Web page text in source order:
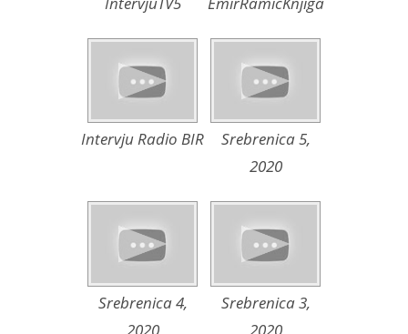
Intervju Radio BIR
Srebrenica 5,
2020
Srebrenica 4,
2020
Srebrenica 3,
2020